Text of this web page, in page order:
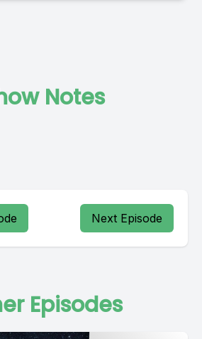
Notes
Next Episode
Episodes